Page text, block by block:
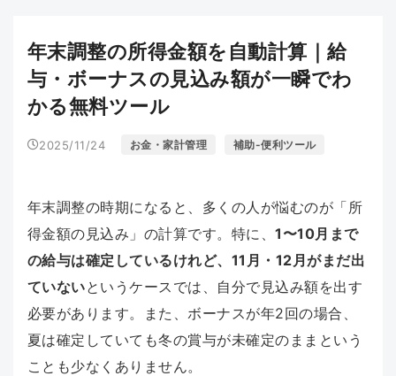
年末調整の所得金額を自動計算｜給
与・ボーナスの見込み額が一瞬でわ
かる無料ツール
2025/11/24 お金・家計管理 補助-便利ツール
年末調整の時期になると、多くの人が悩むのが「所
得金額の見込み」の計算です。特に、1〜10月まで
の給与は確定しているけれど、11月・12月がまだ出
ていないというケースでは、自分で見込み額を出す
必要があります。また、ボーナスが年2回の場合、
夏は確定していても冬の賞与が未確定のままという
ことも少なくありません。